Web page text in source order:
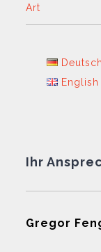
Art
Deutsch
English
Ihr
Gregor